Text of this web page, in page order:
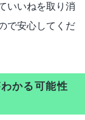
いいねを取り消
で安心してくだ
かる可能性